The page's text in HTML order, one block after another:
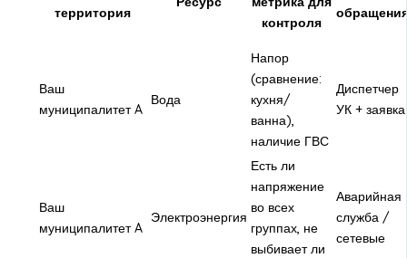
территория
контроля
Ваш
муниципалитет A
Вода
Напор
(сравнение:
кухня/
ванна),
наличие ГВС
Диспетчер
УК + заявка
Ваш
муниципалитет A
Электроэнергия
Есть ли
напряжение
во всех
группах, не
выбивает ли
Аварийная
служба /
сетевые